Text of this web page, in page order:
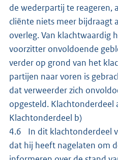
de wederpartij te reageren,
cliënte niets meer bijdraagt
overleg. Van klachtwaardig
voorzitter onvoldoende
verder op grond van het
partijen naar voren is
dat verweerder zich
opgesteld. Klachtonderdeel
Klachtonderdeel b)
4.6 In dit klachtonderdeel
dat hij heeft nagelaten om